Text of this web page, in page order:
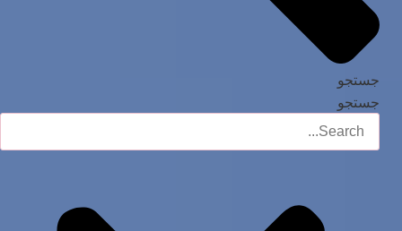
جستجو
جستجو